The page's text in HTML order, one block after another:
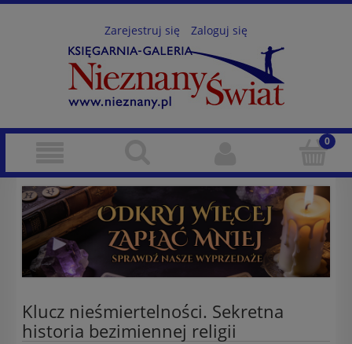
Zarejestruj się Zaloguj się
Klucz nieśmiertelności. Sekretna
historia bezimiennej religii